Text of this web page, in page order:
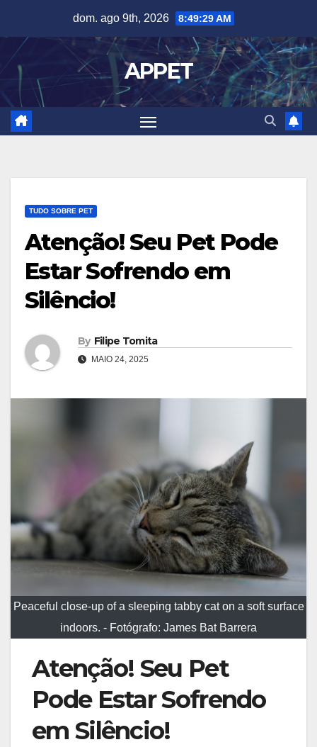
content
dom. ago 9th, 2026 8:49:30 AM
APPET
TUDO SOBRE PET
Atenção! Seu Pet Pode
Estar Sofrendo em
Silêncio!
By Filipe Tomita
MAIO 24, 2025
Peaceful close-up of a sleeping tabby cat on a soft surface
indoors. - Fotógrafo: James Bat Barrera
Atenção! Seu Pet
Pode Estar Sofrendo
em Silêncio!